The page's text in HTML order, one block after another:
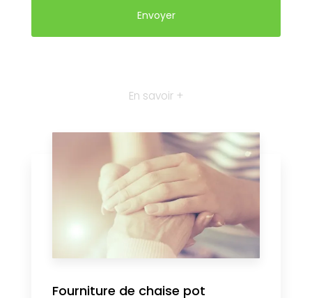
En savoir +
Fourniture de chaise pot